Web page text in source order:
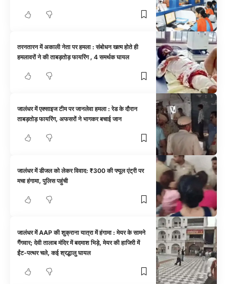
तरनतारन में अकाली नेता पर हमला : संबोधन खत्म होते ही
हमलावरों ने की ताबड़तोड़ फायरिंग , 4 समर्थक घायल
जालंधर में एक्साइज टीम पर जानलेवा हमला : रेड के दौरान
ताबड़तोड़ फायरिंग, अफसरों ने भागकर बचाई जान
जालंधर में डीजल को लेकर विवाद: ₹300 की फ्यूल एंट्री पर
मचा हंगामा, पुलिस पहुंची
जालंधर में AAP की शुक्राना यात्रा में हंगामा : मेयर के सामने
गैंगवार; देवी तालाब मंदिर में बदमाश भिड़े, मेयर की हाजिरी में
ईंट-पत्थर चले, कई श्रद्धालु घायल